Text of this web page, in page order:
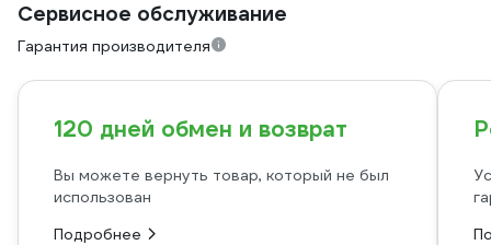
Сервисное обслуживание
Гарантия производителя
120 дней обмен и возврат
Вы можете вернуть товар, который не был
использован
Подробнее